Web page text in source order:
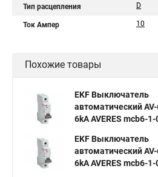
Тип расцепления D
Ток Ампер 10
Похожие товары
EKF Выключатель
автоматический
6kA AVERES mcb6-
EKF Выключатель
автоматический
6kA AVERES mcb6-